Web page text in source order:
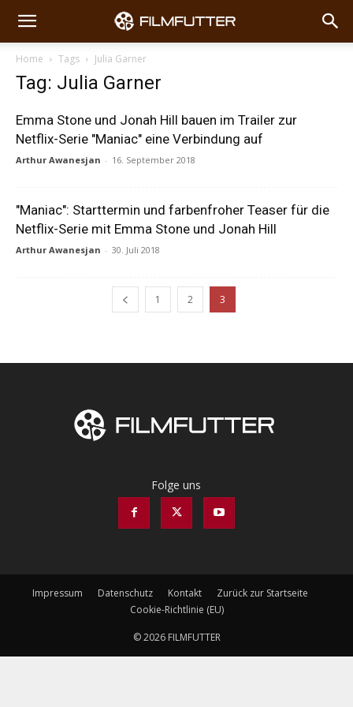
Home Tags Julia Garner
Tag: Julia Garner
Emma Stone und Jonah Hill bauen im Trailer zur
Netflix-Serie "Maniac" eine Verbindung auf
Arthur Awanesjan - 16. September 2018
"Maniac": Starttermin und farbenfroher Teaser für die
Netflix-Serie mit Emma Stone und Jonah Hill
Arthur Awanesjan - 30. Juli 2018
1 2 3
Folge uns
Impressum Datenschutz Kontakt
Zurück zur Startseite
Cookie-Richtlinie (EU)
© 2026 FILMFUTTER